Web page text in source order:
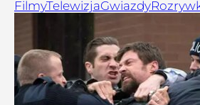
FilmyTelewizjaGwiazdy